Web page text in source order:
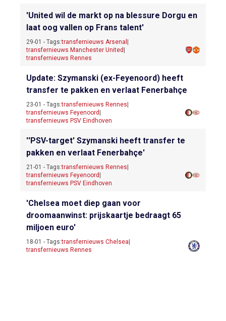
'United wil de markt op na blessure Dorgu en
laat oog vallen op Frans talent'
29-01 - Tags:transfernieuws Arsenal
transfernieuws Manchester United
transfernieuws Rennes
Update: Szymanski (ex-Feyenoord) heeft
transfer te pakken en verlaat Fenerbahçe
23-01 - Tags:transfernieuws Rennes
transfernieuws Feyenoord
transfernieuws PSV Eindhoven
''PSV-target' Szymanski heeft transfer te
pakken en verlaat Fenerbahçe'
21-01 - Tags:transfernieuws Rennes
transfernieuws Feyenoord
transfernieuws PSV Eindhoven
'Chelsea moet diep gaan voor
droomaanwinst: prijskaartje bedraagt 65
miljoen euro'
18-01 - Tags:transfernieuws Chelsea
transfernieuws Rennes